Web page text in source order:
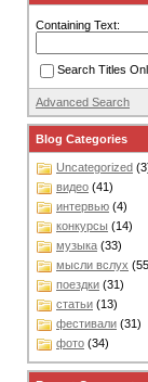
Containing Text:
Search Titles
Advanced Search
Blog Categories
Uncategorized
видео (41)
интервью (4)
конкурсы (14)
музыка (33)
мысли вслух
поездки (31)
статьи (13)
фестивали (31)
фото (34)